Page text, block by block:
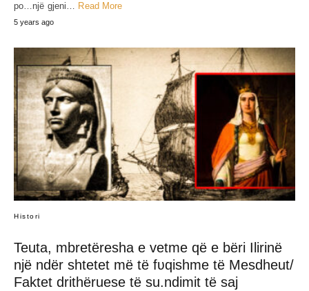
po…një gjeni… Read More
5 years ago
Histori
Teuta, mbretëresha e vetme që e bëri Ilirinë
një ndër shtetet më të fʋqishme të Mesdheut/
Faktet drithëruese të su.ndimit të saj